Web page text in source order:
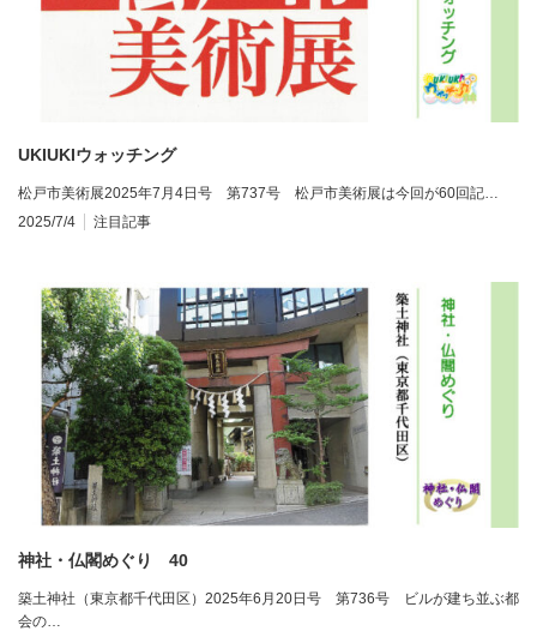
UKIUKIウォッチング
松戸市美術展2025年7月4日号 第737号 松戸市美術展は今回が60回記…
2025/7/4
注目記事
神社・仏閣めぐり 40
築土神社（東京都千代田区）2025年6月20日号 第736号 ビルが建ち並ぶ都
会の…